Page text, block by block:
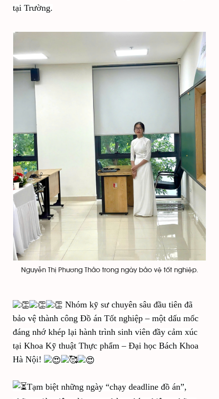
tại Trường.
Nguyễn Thị Phương Thảo trong ngày bảo vệ tốt nghiệp.
Nhóm kỹ sư chuyên sâu đầu tiên đã
bảo vệ thành công Đồ án Tốt nghiệp – một dấu mốc
đáng nhớ khép lại hành trình sinh viên đầy cảm xúc
tại Khoa Kỹ thuật Thực phẩm – Đại học Bách Khoa
Hà Nội!
Tạm biệt những ngày “chạy deadline đồ án”,